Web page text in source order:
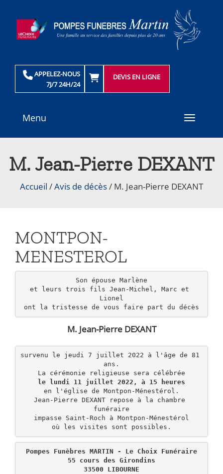
APPELEZ-NOUS
7J/7 24H/24
DEVIS EN LIGNE
Toggle
Menu
M. Jean-Pierre DEXANT
Accueil /Avis de décès/ M. Jean-Pierre DEXANT
MONTPON-
MENESTEROL
Son épouse Marlène
et leurs trois fils Jean-Michel, Marc et
Lionel
M. Jean-Pierre DEXANT
survenu le jeudi 7 juillet 2022 à l'âge de 81
ans.
le lundi 11 juillet 2022, à 15 heures
en l'église de Montpon-Ménestérol.
Jean-Pierre DEXANT repose à la chambre
funéraire
impasse Saint-Roch à Montpon-Ménestérol
où les visites sont possibles.
Pompes Funèbres MARTIN - Le Choix Funéraire
55 cours des Girondins
33500 LIBOURNE